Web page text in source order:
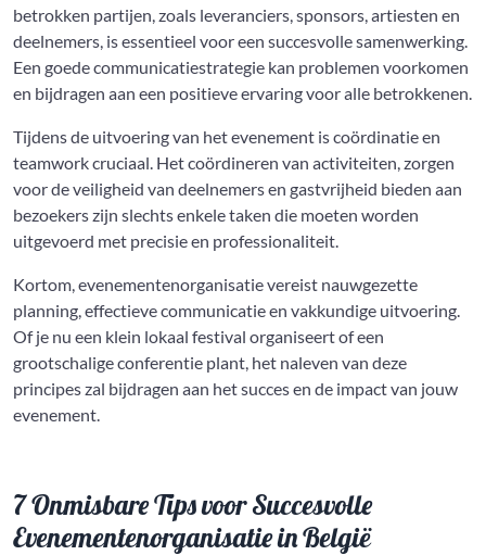
betrokken partijen, zoals leveranciers, sponsors, artiesten en
deelnemers, is essentieel voor een succesvolle samenwerking.
Een goede communicatiestrategie kan problemen voorkomen
en bijdragen aan een positieve ervaring voor alle betrokkenen.
Tijdens de uitvoering van het evenement is coördinatie en
teamwork cruciaal. Het coördineren van activiteiten, zorgen
voor de veiligheid van deelnemers en gastvrijheid bieden aan
bezoekers zijn slechts enkele taken die moeten worden
uitgevoerd met precisie en professionaliteit.
Kortom, evenementenorganisatie vereist nauwgezette
planning, effectieve communicatie en vakkundige uitvoering.
Of je nu een klein lokaal festival organiseert of een
grootschalige conferentie plant, het naleven van deze
principes zal bijdragen aan het succes en de impact van jouw
evenement.
7 Onmisbare Tips voor Succesvolle
Evenementenorganisatie in België